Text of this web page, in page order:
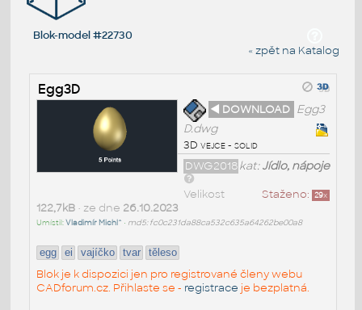
Blok-model #22730
« zpět na Katalog
Egg3D
◄ DOWNLOAD Egg3
D.dwg
3D vejce - solid
kat:Jídlo, nápoje
DWG2018
Staženo: 29x
Velikost
122,7kB• ze dne 26.10.2023
Umístil:Vladimír Michl^ • md5: fc0c231da88ca532c635a64262be00a8
egg ei vajíčko tvar těleso
Blok je k dispozici jen pro registrované členy webu
CADforum.cz. Přihlaste se - registrace je bezplatná.